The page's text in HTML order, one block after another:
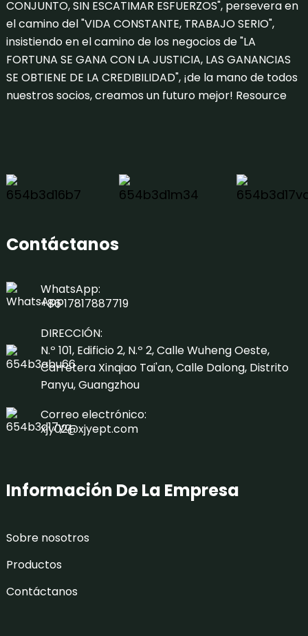
CONJUNTO, SIN ESCATIMAR ESFUERZOS", persevera en
el camino del "VIDA CONSTANTE, TRABAJO SERIO",
insistiendo en el camino de los negocios de "LA
FORTUNA SE GANA CON LA JUSTICIA, LAS GANANCIAS
SE OBTIENE DE LA CREDIBILIDAD", ¡de la mano de todos
nuestros socios, creamos un futuro mejor! Resource
Contáctanos
WhatsApp:
+86 17817887719
DIRECCIÓN:
N.º 101, Edificio 2, N.º 2, Calle Wuheng Oeste,
Carretera Xinqiao Tai'an, Calle Dalong, Distrito
Panyu, Guangzhou
Correo electrónico:
xjy02@xjyept.com
Información De La Empresa
Sobre nosotros
Productos
Contáctanos